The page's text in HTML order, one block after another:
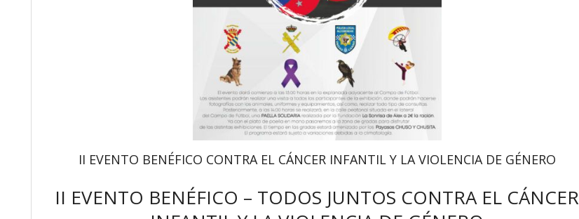
II EVENTO BENÉFICO CONTRA EL CÁNCER INFANTIL Y LA VIOLENCIA DE GÉNERO
II EVENTO BENÉFICO – TODOS JUNTOS CONTRA EL CÁNCER